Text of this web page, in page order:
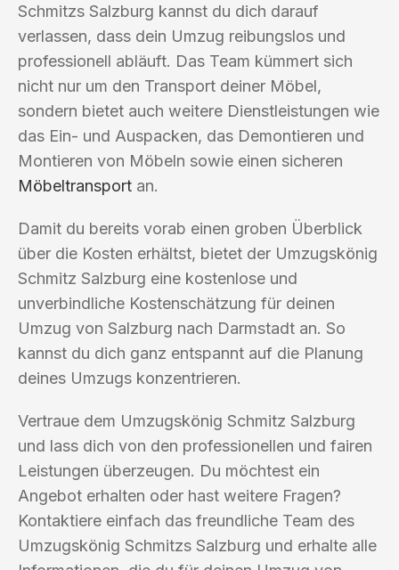
Schmitzs Salzburg kannst du dich darauf
verlassen, dass dein Umzug reibungslos und
professionell abläuft. Das Team kümmert sich
nicht nur um den Transport deiner Möbel,
sondern bietet auch weitere Dienstleistungen wie
das Ein- und Auspacken, das Demontieren und
Montieren von Möbeln sowie einen sicheren
Möbeltransport an.
Damit du bereits vorab einen groben Überblick
über die Kosten erhältst, bietet der Umzugskönig
Schmitz Salzburg eine kostenlose und
unverbindliche Kostenschätzung für deinen
Umzug von Salzburg nach Darmstadt an. So
kannst du dich ganz entspannt auf die Planung
deines Umzugs konzentrieren.
Vertraue dem Umzugskönig Schmitz Salzburg
und lass dich von den professionellen und fairen
Leistungen überzeugen. Du möchtest ein
Angebot erhalten oder hast weitere Fragen?
Kontaktiere einfach das freundliche Team des
Umzugskönig Schmitzs Salzburg und erhalte alle